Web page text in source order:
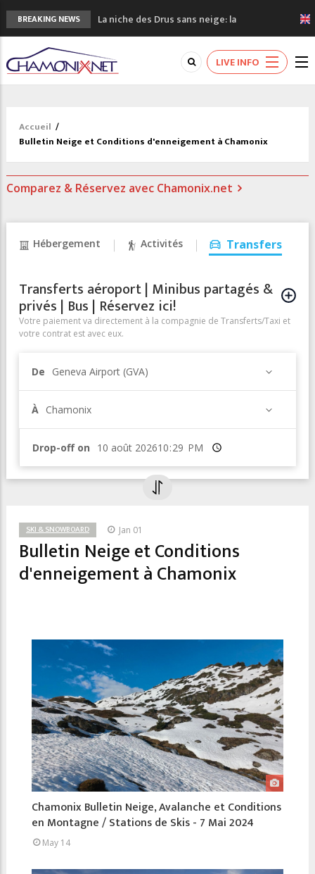
BREAKING NEWS
La niche des Drus sans neige: la
sécheresse en haute montagne
3 bonnes raisons pour visiter le nouveau
Musée du Mont-Blanc
Accidents en montagne: 3 personnes sont
à pied à Chamonix
LIVE INFO
Accueil /
Bulletin Neige et Conditions d'enneigement à Chamonix
Comparez & Réservez avec Chamonix.net
Hébergement Activités Transfers
Transferts aéroport | Minibus partagés &
privés | Bus | Réservez ici!
Votre paiement va directement à la compagnie de Transferts/Taxi et
votre contrat est avec eux.
De Geneva Airport (GVA)
À Chamonix
Drop-off on Heure
SKI & SNOWBOARD Jan 01
Bulletin Neige et Conditions
d'enneigement à Chamonix
Chamonix Bulletin Neige, Avalanche et Conditions
en Montagne / Stations de Skis - 7 Mai 2024
May 14